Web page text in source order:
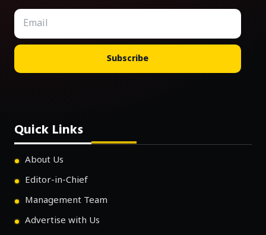
Subscribe
Quick Links
About Us
Editor-in-Chief
Management Team
Advertise with Us